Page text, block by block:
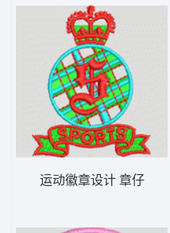
运动徽章设计 章仔